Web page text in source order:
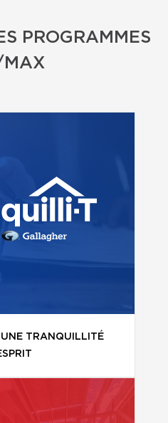
PROGRAMMES
MAX
TRANQUILLITÉ